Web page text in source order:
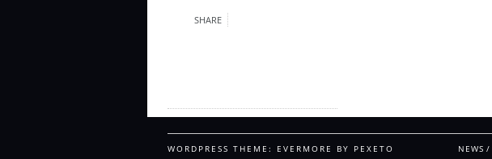
SHARE
WORDPRESS THEME: EVERMORE BY PEXETO NEWS